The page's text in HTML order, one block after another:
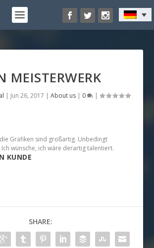
MEISTERWERK
| Jun 26, 2017 | About us| 0 |
Grafiken sind großartig. Unbedingt
wünsche, ich wäre derartig talentiert.
KUNDE
SHARE: